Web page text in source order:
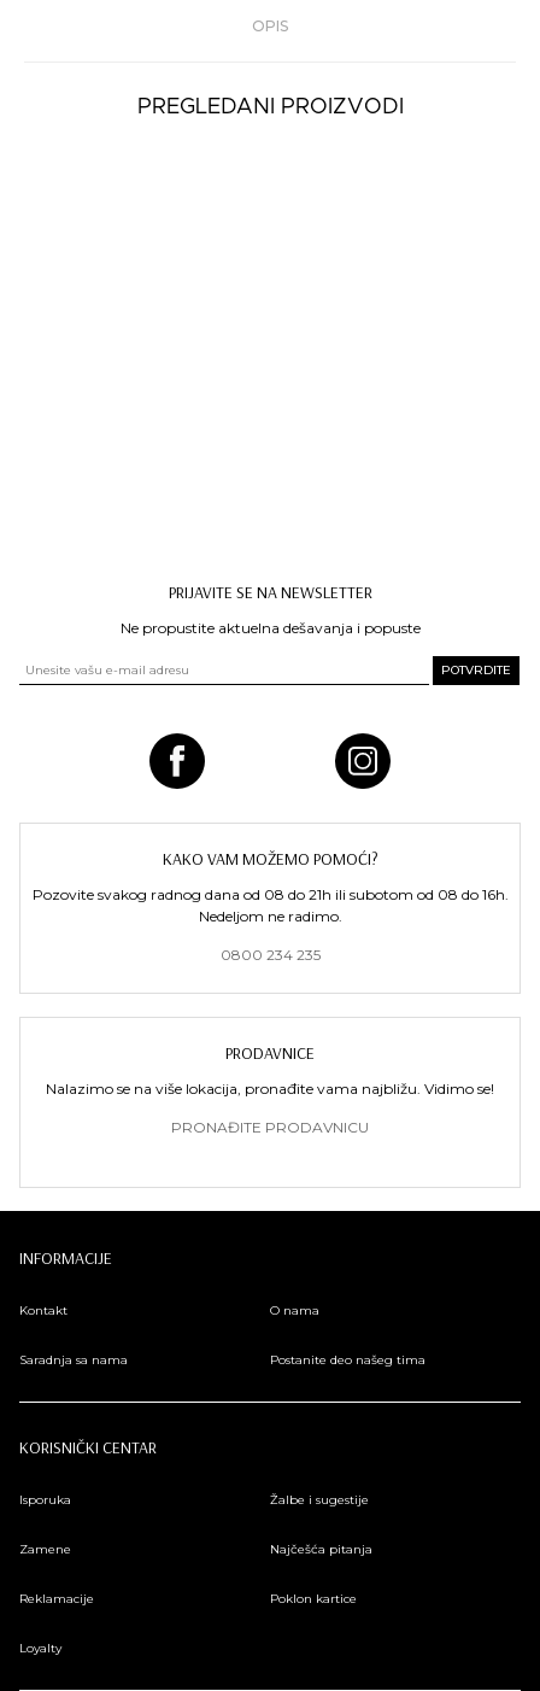
OPIS
PREGLEDANI PROIZVODI
PRIJAVITE SE NA NEWSLETTER
Ne propustite aktuelna dešavanja i popuste
KAKO VAM MOŽEMO POMOĆI?
Pozovite svakog radnog dana od 08 do 21h ili subotom od 08 do 16h.
Nedeljom ne radimo.
0800 234 235
PRODAVNICE
Nalazimo se na više lokacija, pronađite vama najbližu. Vidimo se!
PRONAĐITE PRODAVNICU
INFORMACIJE
Kontakt O nama
Saradnja sa nama Postanite deo našeg tima
KORISNIČKI CENTAR
Isporuka Žalbe i sugestije
Zamene Najčešća pitanja
Reklamacije Poklon kartice
Loyalty